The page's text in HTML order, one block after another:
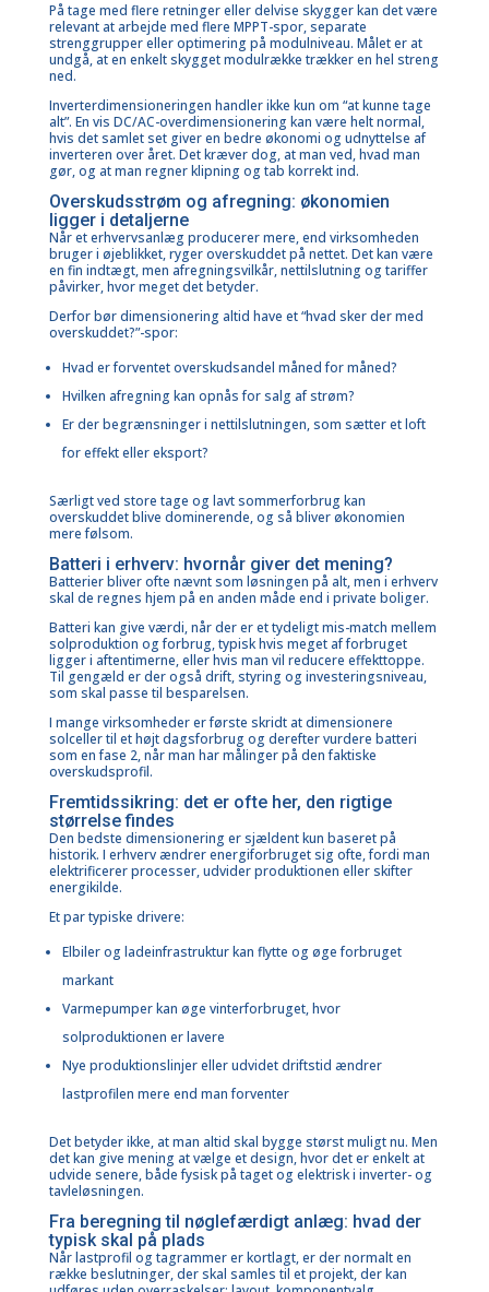
På tage med flere retninger eller delvise skygger kan det være
relevant at arbejde med flere MPPT-spor, separate
strenggrupper eller optimering på modulniveau. Målet er at
undgå, at en enkelt skygget modulrække trækker en hel streng
ned.
Inverterdimensioneringen handler ikke kun om “at kunne tage
alt”. En vis DC/AC-overdimensionering kan være helt normal,
hvis det samlet set giver en bedre økonomi og udnyttelse af
inverteren over året. Det kræver dog, at man ved, hvad man
gør, og at man regner klipning og tab korrekt ind.
Overskudsstrøm og afregning: økonomien
ligger i detaljerne
Når et erhvervsanlæg producerer mere, end virksomheden
bruger i øjeblikket, ryger overskuddet på nettet. Det kan være
en fin indtægt, men afregningsvilkår, nettilslutning og tariffer
påvirker, hvor meget det betyder.
Derfor bør dimensionering altid have et “hvad sker der med
overskuddet?”-spor:
Hvad er forventet overskudsandel måned for måned?
Hvilken afregning kan opnås for salg af strøm?
Er der begrænsninger i nettilslutningen, som sætter et loft
for effekt eller eksport?
Særligt ved store tage og lavt sommerforbrug kan
overskuddet blive dominerende, og så bliver økonomien
mere følsom.
Batteri i erhverv: hvornår giver det mening?
Batterierbliver ofte nævnt som løsningen på alt, men i erhverv
skal de regnes hjem på en anden måde end i private boliger.
Batteri kan give værdi, når der er et tydeligt mis-match mellem
solproduktion og forbrug, typisk hvis meget af forbruget
ligger i aftentimerne, eller hvis man vil reducere effekttoppe.
Til gengæld er der også drift, styring og investeringsniveau,
som skal passe til besparelsen.
I mange virksomheder er første skridt at dimensionere
solceller til et højt dagsforbrug og derefter vurdere batteri
som en fase 2, når man har målinger på den faktiske
overskudsprofil.
Fremtidssikring: det er ofte her, den rigtige
størrelse findes
Den bedste dimensionering er sjældent kun baseret på
historik. I erhverv ændrer energiforbruget sig ofte, fordi man
elektrificerer processer, udvider produktionen eller skifter
energikilde.
Et par typiske drivere:
Elbiler og ladeinfrastruktur kan flytte og øge forbruget
markant
Varmepumper kan øge vinterforbruget, hvor
solproduktionen er lavere
Nye produktionslinjer eller udvidet driftstid ændrer
lastprofilen mere end man forventer
Det betyder ikke, at man altid skal bygge størst muligt nu. Men
det kan give mening at vælge et design, hvor det er enkelt at
udvide senere, både fysisk på taget og elektrisk i inverter- og
tavleløsningen.
Fra beregning til nøglefærdigt anlæg: hvad der
typisk skal på plads
Når lastprofil og tagrammer er kortlagt, er der normalt en
række beslutninger, der skal samles til et projekt, der kan